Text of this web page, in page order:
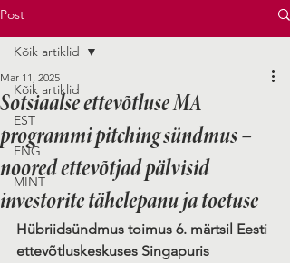
Post
Kõik artiklid
EST
ENG
MINT
Kõik artiklid
Sotsiaalse ettevõtluse MA
programmi pitching sündmus –
noored ettevõtjad pälvisid
investorite tähelepanu ja toetuse
Mar 11, 2025
Hübriidsündmus toimus 6. märtsil Eesti
ettevõtluskeskuses Singapuris